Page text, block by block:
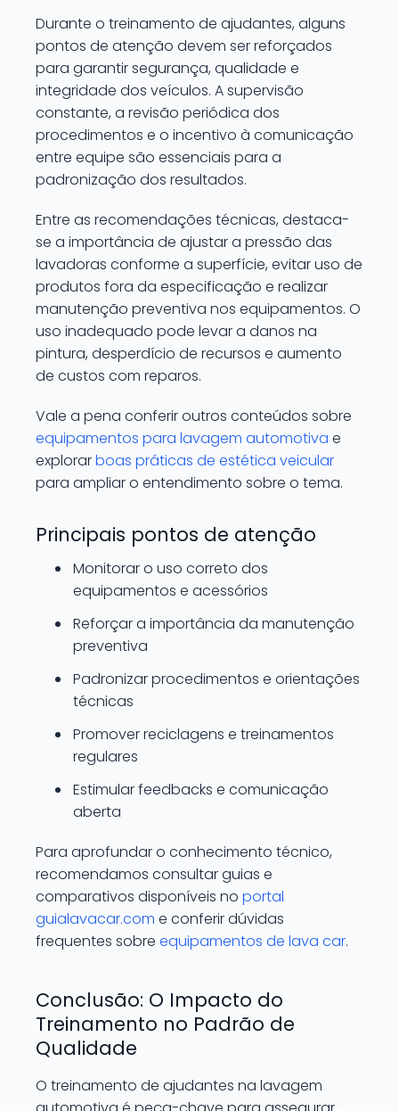
Durante o treinamento de ajudantes, alguns
pontos de atenção devem ser reforçados
para garantir segurança, qualidade e
integridade dos veículos. A supervisão
constante, a revisão periódica dos
procedimentos e o incentivo à comunicação
entre equipe são essenciais para a
padronização dos resultados.
Entre as recomendações técnicas, destaca-
se a importância de ajustar a pressão das
lavadoras conforme a superfície, evitar uso de
produtos fora da especificação e realizar
manutenção preventiva nos equipamentos. O
uso inadequado pode levar a danos na
pintura, desperdício de recursos e aumento
de custos com reparos.
Vale a pena conferir outros conteúdos sobre
equipamentos para lavagem automotiva e
explorarboas práticas de estética veicular
para ampliar o entendimento sobre o tema.
Principais pontos de atenção
Monitorar o uso correto dos
equipamentos e acessórios
Reforçar a importância da manutenção
preventiva
Padronizar procedimentos e orientações
técnicas
Promover reciclagens e treinamentos
regulares
Estimular feedbacks e comunicação
aberta
Para aprofundar o conhecimento técnico,
recomendamos consultar guias e
comparativos disponíveis no portal
guialavacar.com e conferir dúvidas
frequentes sobre equipamentos de lava car.
Conclusão: O Impacto do
Treinamento no Padrão de
Qualidade
O treinamento de ajudantes na lavagem